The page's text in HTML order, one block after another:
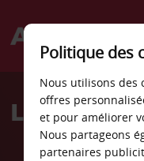
Welcome
AvisLocation
Politique des
Nous utilisons des
offres
et pour améliorer
Nous partageons
partenaires